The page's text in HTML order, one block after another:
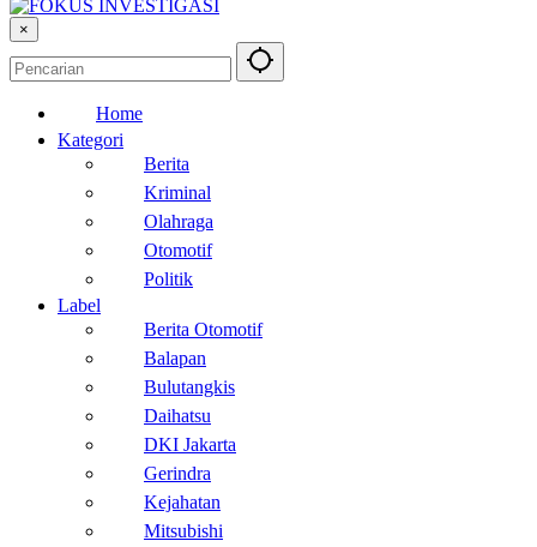
×
Home
Kategori
Berita
Kriminal
Olahraga
Otomotif
Politik
Label
Berita Otomotif
Balapan
Bulutangkis
Daihatsu
DKI Jakarta
Gerindra
Kejahatan
Mitsubishi